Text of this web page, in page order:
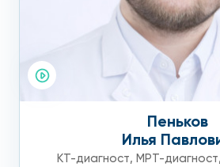
Пеньков
Илья
КТ-диагност, МРТ-диагност,